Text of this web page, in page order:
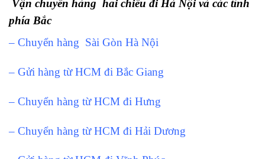
Vận chuyển hàng hai chiều đi Hà Nội và các tỉnh
phía Bắc
– Chuyển hàng Sài Gòn Hà Nội
– Gửi hàng từ HCM đi Bắc Giang
– Chuyển hàng từ HCM đi Hưng
– Chuyển hàng từ HCM đi Hải Dương